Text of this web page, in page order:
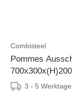
Combisteel
Pommes
3 - 5 Werktage